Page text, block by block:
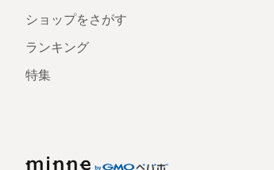
ショップをさがす
ランキング
特集